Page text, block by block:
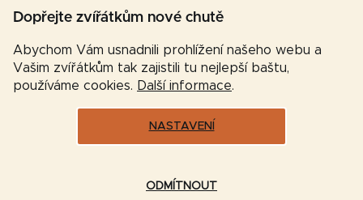
Dopřejte zvířátkům nové chutě
Abychom Vám usnadnili prohlížení našeho webu a
Vašim zvířátkům tak zajistili tu nejlepší baštu,
používáme cookies. Další informace.
NASTAVENÍ
ODMÍTNOUT
tipy a zajímavosti pro chovatele
Vytvořil Shoptet